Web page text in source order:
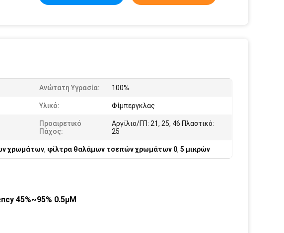
Ανώτατη Υγρασία: 100%
Υλικό: Φίμπεργκλας
Προαιρετικό
Πάχος:
Αργίλιο/ΓΠ: 21, 25, 46 Πλαστικό:
25
χρωμάτων, φίλτρα θαλάμων τσεπών χρωμάτων 0, 5 μικρών
45%~95% 0.5μM​